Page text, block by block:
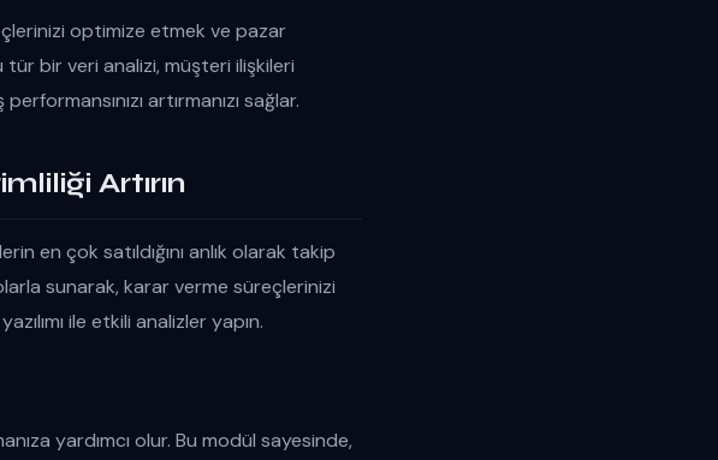
optimize etmek ve pazar
tür bir veri analizi, müşteri ilişkileri
artırmanızı sağlar.
Artırın
en çok satıldığını anlık olarak takip
sunarak, karar verme süreçlerinizi
ile etkili analizler yapın.
yardımcı olur. Bu modül sayesinde,